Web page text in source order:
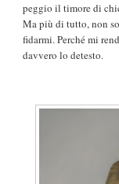
peggio il timore di
Ma più di tutto, non
fidarmi. Perché mi
davvero lo detesto.